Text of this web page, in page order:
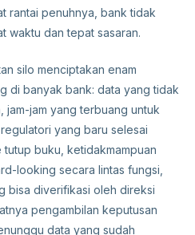
rantai penuhnya, bank tidak
waktu dan tepat sasaran.
silo menciptakan enam
di banyak bank: data yang tidak
jam-jam yang terbuang untuk
yang baru selesai
buku, ketidakmampuan
looking secara lintas fungsi,
bisa diverifikasi oleh direksi
pengambilan keputusan
data yang sudah